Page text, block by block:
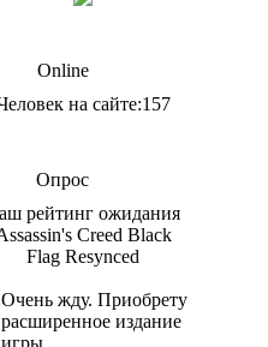
Online
на сайте:157
Опрос
рейтинг ожидания
Creed Black
Flag Resynced
Очень жду. Приобрету
расширенное издание
игры.